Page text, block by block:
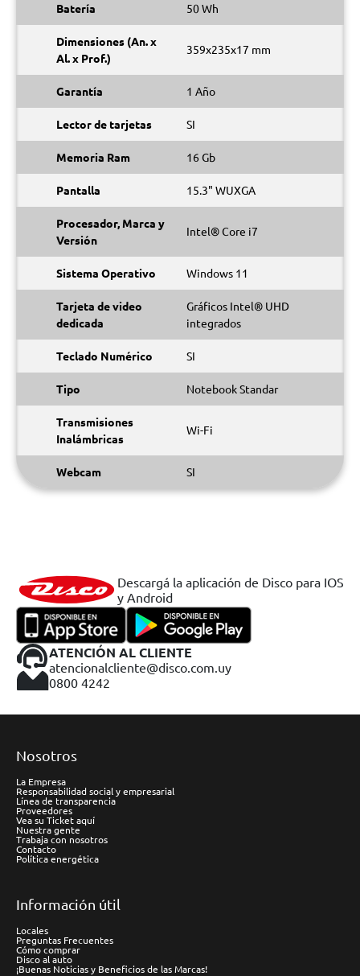
Batería 50 Wh
Dimensiones (An. x
Al. x Prof.)
359x235x17 mm
Garantía 1 Año
Lector de tarjetas SI
Memoria Ram 16 Gb
Pantalla 15.3" WUXGA
Procesador, Marca y
Versión
Intel® Core i7
Sistema Operativo Windows 11
Tarjeta de video
dedicada
Gráficos Intel® UHD
integrados
Teclado Numérico SI
Tipo Notebook Standar
Transmisiones
Inalámbricas
Wi-Fi
Webcam SI
Descargá la aplicación de Disco para IOS
y Android
ATENCIÓN AL CLIENTE
atencionalcliente@disco.com.uy
0800 4242
Nosotros
La Empresa
Responsabilidad social y empresarial
Línea de transparencia
Proveedores
Vea su Ticket aquí
Nuestra gente
Trabaja con nosotros
Contacto
Política energética
Información útil
Locales
Preguntas Frecuentes
Cómo comprar
Disco al auto
¡Buenas Noticias y Beneficios de las Marcas!